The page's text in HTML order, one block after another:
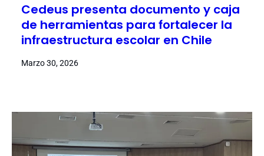
Cedeus presenta documento y caja
de herramientas para fortalecer la
infraestructura escolar en Chile
Marzo 30, 2026